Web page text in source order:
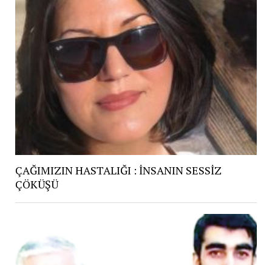
ÇAĞIMIZIN HASTALIĞI : İNSANIN SESSİZ
ÇÖKÜŞÜ